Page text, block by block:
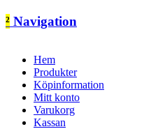
² Navigation
Hem
Produkter
Köpinformation
Mitt konto
Varukorg
Kassan